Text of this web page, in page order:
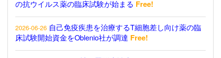
の抗ウイルス薬の臨床試験が始まる Free!
2026-06-26 自己免疫疾患を治療するT細胞差し向け薬の臨
床試験開始資金をOblenio社が調達 Free!